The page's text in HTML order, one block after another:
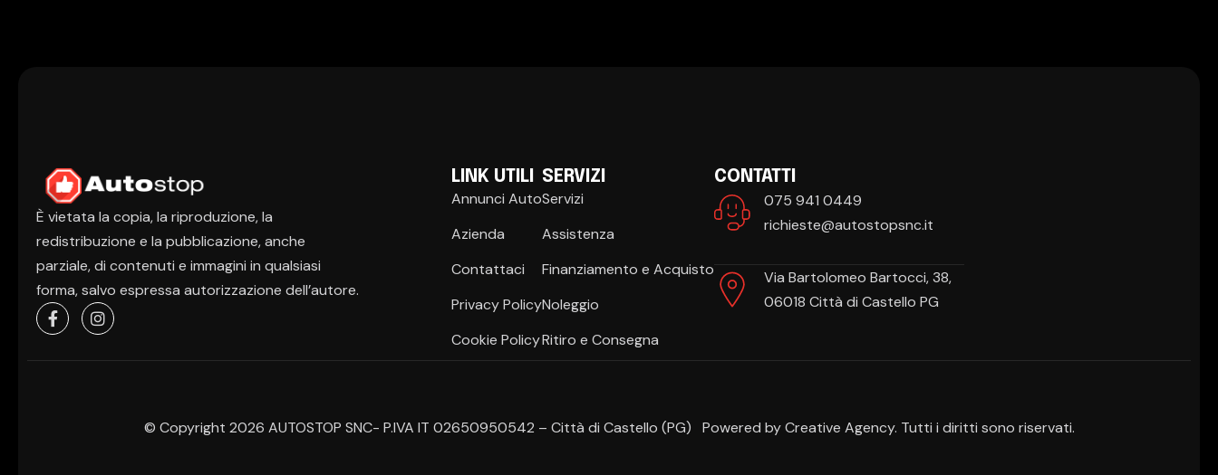
È vietata la copia, la riproduzione, la
redistribuzione e la pubblicazione, anche
parziale, di contenuti e immagini in qualsiasi
forma, salvo espressa autorizzazione dell’autore.
LINK UTILI
Annunci Auto
Azienda
Contattaci
Privacy Policy
Cookie Policy
SERVIZI
Servizi
Assistenza
Finanziamento e Acquisto
Noleggio
Ritiro e Consegna
CONTATTI
075 941 0449
richieste@autostopsnc.it
Via Bartolomeo Bartocci, 38,
06018 Città di Castello PG
© Copyright 2026 AUTOSTOP SNC- P.IVA IT 02650950542 – Città di Castello (PG) Powered by Creative Agency. Tutti i diritti sono riservati.